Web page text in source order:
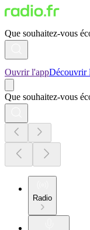
Que souhaitez-vous
Ouvrir l'appDécouvrir
Que souhaitez-vous
Radio